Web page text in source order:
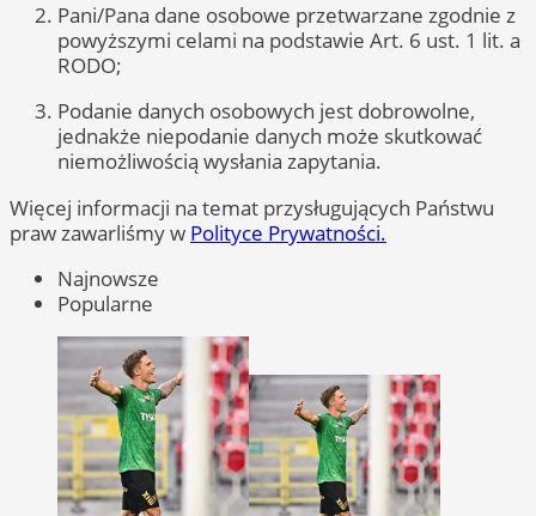
Pani/Pana dane osobowe przetwarzane zgodnie z
powyższymi celami na podstawie Art. 6 ust. 1 lit. a
RODO;
Podanie danych osobowych jest dobrowolne,
jednakże niepodanie danych może skutkować
niemożliwością wysłania zapytania.
Więcej informacji na temat przysługujących Państwu
praw zawarliśmy w Polityce Prywatności.
Najnowsze
Popularne